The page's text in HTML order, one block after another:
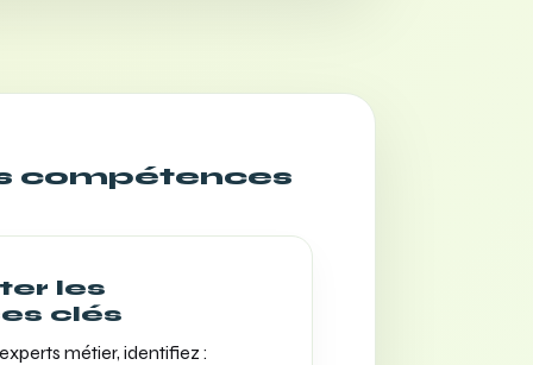
compétences
les
clés
métier, identifiez :